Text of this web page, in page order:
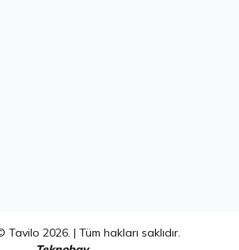
2026. | Tüm hakları saklıdır.